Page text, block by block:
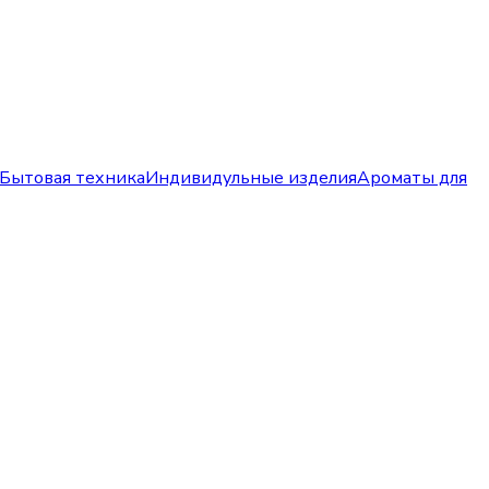
Бытовая техникаИндивидульные изделияАроматы для